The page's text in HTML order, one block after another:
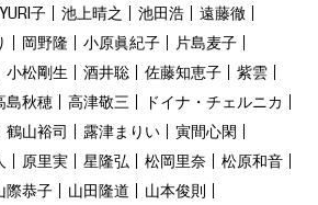
子 池上晴之 池田浩
遠藤徹
岡野隆 小原眞紀子
片島麦子
小松剛生 酒井聡 佐藤知恵子
紫雲
島秋穂 高津敬三
ドイナ・チェルニカ
鶴山裕司 露津まりい
寅間心閑
原里実 星隆弘 松岡里奈
松原和音
際恭子 山田隆道
山本俊則